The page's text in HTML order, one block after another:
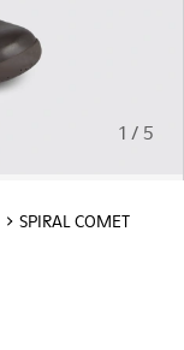
1 / 5
SPIRAL COMET